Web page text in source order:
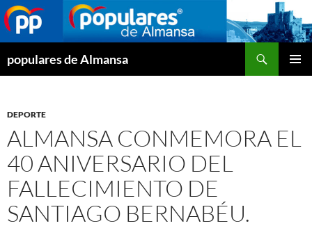
populares de Almansa
DEPORTE
ALMANSA CONMEMORA EL
40 ANIVERSARIO DEL
FALLECIMIENTO DE
SANTIAGO BERNABÉU.